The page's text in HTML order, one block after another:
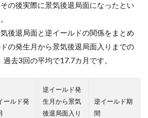
の後実際に景気後退局面になったとい
後退局面と逆イールドの関係をまとめ
の発生月から景気後退局面入りまでの
去3回の平均で17.7カ月です。
ールド発
逆イールド発
生月から景気
後退局面入り
逆イールド期
間